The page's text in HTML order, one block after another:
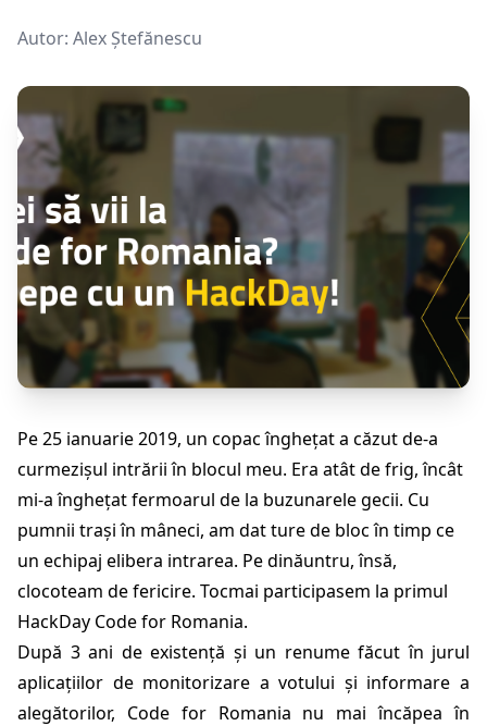
Autor: Alex Ștefănescu
Pe 25 ianuarie 2019, un copac înghețat a căzut de-a
curmezișul intrării în blocul meu. Era atât de frig, încât
mi-a înghețat fermoarul de la buzunarele gecii. Cu
pumnii trași în mâneci, am dat ture de bloc în timp ce
un echipaj elibera intrarea. Pe dinăuntru, însă,
clocoteam de fericire. Tocmai participasem la primul
HackDay Code for Romania.
După 3 ani de existență și un renume făcut în jurul
aplicațiilor de monitorizare a votului și informare a
alegătorilor, Code for Romania nu mai încăpea în